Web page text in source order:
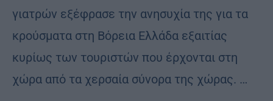
γιατρών εξέφρασε την ανησυχία της για τα
κρούσματα στη Βόρεια Ελλάδα εξαιτίας
κυρίως των τουριστών που έρχονται στη
χώρα από τα χερσαία σύνορα της χώρας. …